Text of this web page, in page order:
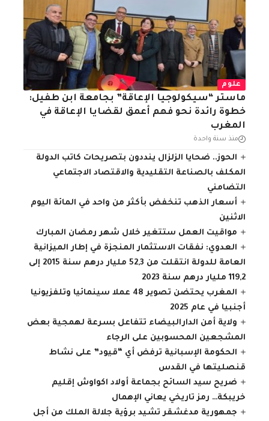
علوم
ماستر “سيكولوجيا الإعاقة” بجامعة ابن طفيل:
خطوة رائدة نحو فهم أعمق لقضايا الإعاقة في
المغرب
منذ سنة واحدة
الحوز.. ضحايا الزلزال ينددون بتصريحات كاتب الدولة
المكلف بالصناعة التقليدية والاقتصاد الاجتماعي
التضامني
أسعار الذهب تنخفض بأكثر من واحد في المائة اليوم
الاثنين
مواقيت العمل ستتغير خلال شهر رمضان المبارك
العدوي: نفقات الاستثمار المنجزة في إطار الميزانية
العامة للدولة انتقلت من 52,3 مليار درهم سنة 2015 إلى
119,2 مليار درهم سنة 2023
المغرب يحتضن تصوير 48 عملا سينمائيا وتلفزيونيا
أجنبيا في عام 2025
ولاية أمن الدارالبيضاء تتفاعل بسرعة لهمجية بعض
المشجعين المحسوبين على الرجاء
الحكومة الإسبانية ترفض أي “قيود” على نشاط
قنصليتها في القدس
ضريح سيد السائح بجماعة أولاد اكواوش إقليم
خريبكة… رمز تاريخي يعاني الإهمال
جمهورية مدغشقر تشيد برؤية جلالة الملك من أجل